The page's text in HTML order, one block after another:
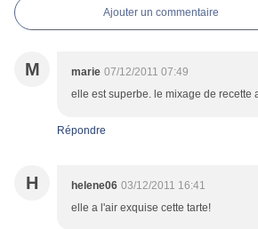
Ajouter un commentaire
M marie 07/12/2011 07:49
elle est superbe. le mixage de recette
Répondre
H helene06 03/12/2011 16:41
elle a l'air exquise cette tarte!